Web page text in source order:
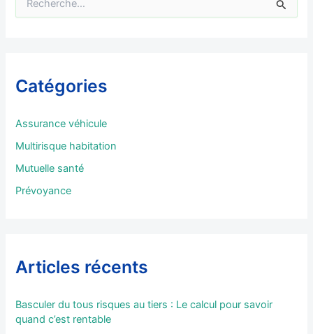
e
c
r
Catégories
Assurance véhicule
Multirisque habitation
Mutuelle santé
Prévoyance
Articles récents
Basculer du tous risques au tiers : Le calcul pour savoir
quand c’est rentable